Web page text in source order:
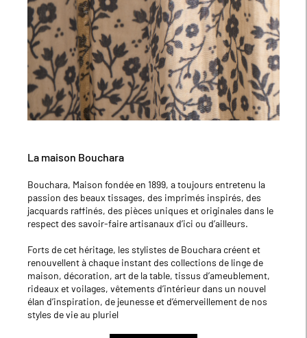
La maison Bouchara
Bouchara, Maison fondée en 1899, a toujours entretenu la
passion des beaux tissages, des imprimés inspirés, des
jacquards raffinés, des pièces uniques et originales dans le
respect des savoir-faire artisanaux d’ici ou d’ailleurs.
Forts de cet héritage, les stylistes de Bouchara créent et
renouvellent à chaque instant des collections de linge de
maison, décoration, art de la table, tissus d’ameublement,
rideaux et voilages, vêtements d’intérieur dans un nouvel
élan d’inspiration, de jeunesse et d’émerveillement de nos
styles de vie au pluriel